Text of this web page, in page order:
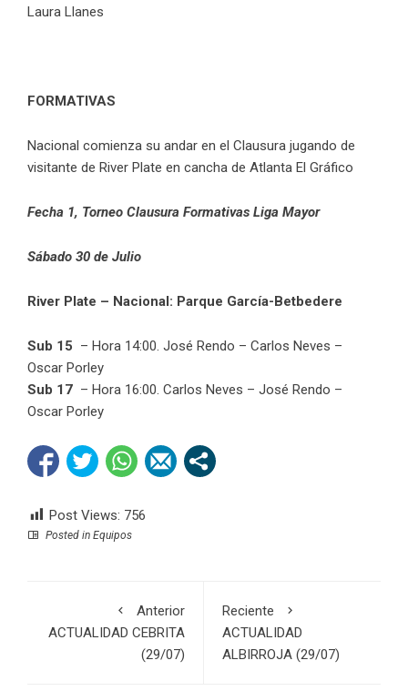
Laura Llanes
FORMATIVAS
Nacional comienza su andar en el Clausura jugando de
visitante de River Plate en cancha de Atlanta El Gráfico
Fecha 1, Torneo Clausura Formativas Liga Mayor
Sábado 30 de Julio
River Plate – Nacional: Parque García-Betbedere
Sub 15 – Hora 14:00. José Rendo – Carlos Neves –
Oscar Porley
Sub 17 – Hora 16:00. Carlos Neves – José Rendo –
Oscar Porley
Post Views: 756
Posted in Equipos
Anterior
ACTUALIDAD CEBRITA
(29/07)
Reciente
ACTUALIDAD
ALBIRROJA (29/07)